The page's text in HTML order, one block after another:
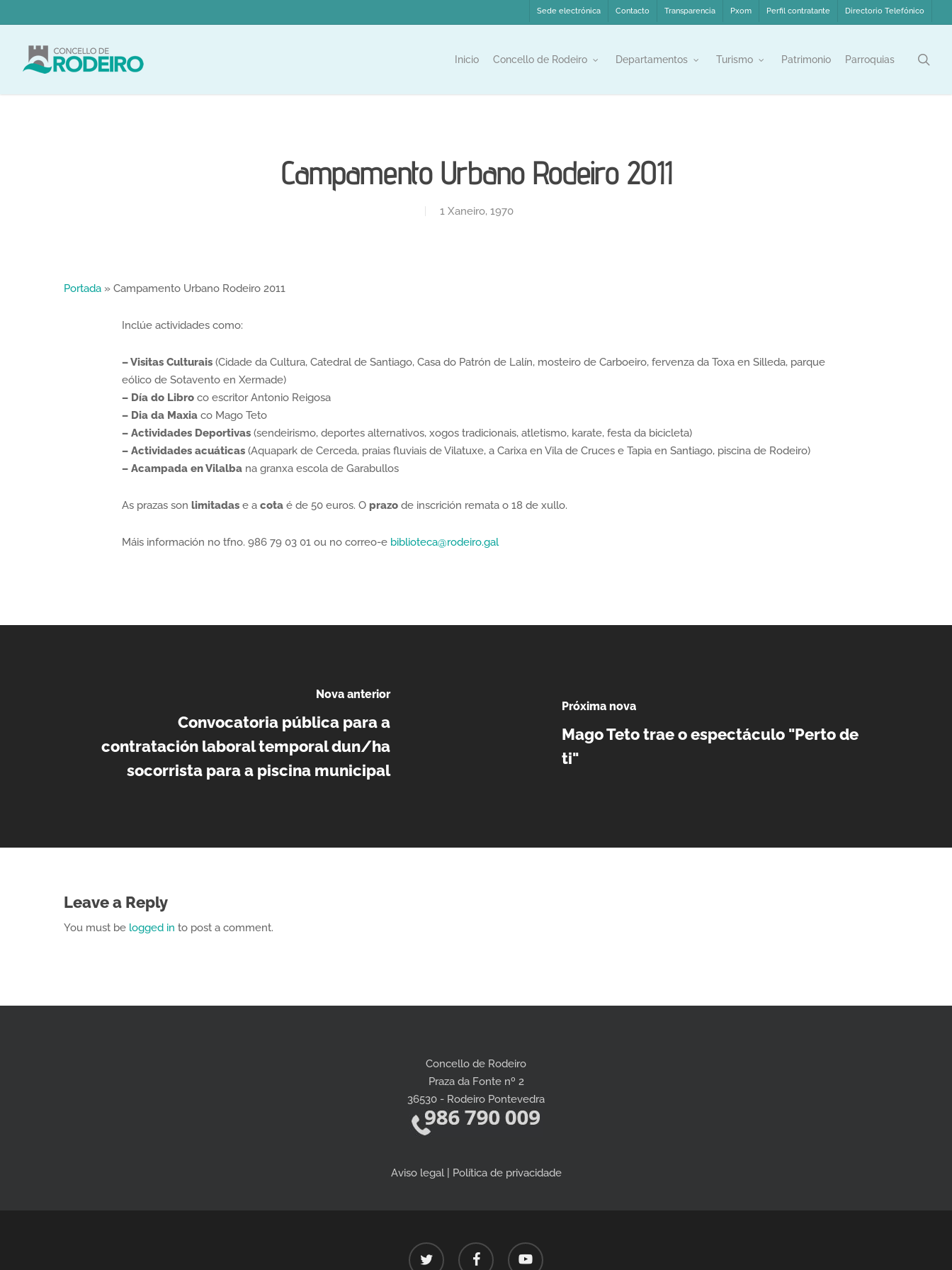
to
content
Sede electrónica Contacto Transparencia Pxom Perfil contratante Directorio Telefónico
Inicio Concello de Rodeiro Departamentos Turismo Patrimonio Parroquias
Campamento Urbano Rodeiro 2011
1 Xaneiro, 1970
Portada » Campamento Urbano Rodeiro 2011
Inclúe actividades como:
– Visitas Culturais (Cidade da Cultura, Catedral de Santiago, Casa do Patrón de Lalín, mosteiro de Carboeiro, fervenza da Toxa en Silleda, parque
eólico de Sotavento en Xermade)
– Día do Libro co escritor Antonio Reigosa
– Dia da Maxia co Mago Teto
– Actividades Deportivas (sendeirismo, deportes alternativos, xogos tradicionais, atletismo, karate, festa da bicicleta)
– Actividades acuáticas (Aquapark de Cerceda, praias fluviais de Vilatuxe, a Carixa en Vila de Cruces e Tapia en Santiago, piscina de Rodeiro)
– Acampada en Vilalba na granxa escola de Garabullos
As prazas son limitadas e a cota é de 50 euros. O prazo de inscrición remata o 18 de xullo.
Máis información no tfno. 986 79 03 01 ou no correo-e biblioteca@rodeiro.gal
Nova anterior
Convocatoria pública para a
contratación laboral temporal dun/ha
socorrista para a piscina municipal
Próxima nova
Mago Teto trae o espectáculo "Perto de
ti"
Leave a Reply
You must be logged in to post a comment.
Concello de Rodeiro
Praza da Fonte nº 2
36530 - Rodeiro Pontevedra
Aviso legal | Política de privacidade
twitter facebook youtube